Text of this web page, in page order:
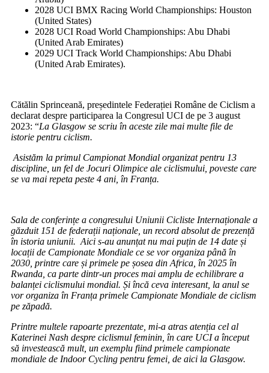
2028 UCI BMX Racing World Championships: Houston
(United States)
2028 UCI Road World Championships: Abu Dhabi
(United Arab Emirates)
2029 UCI Track World Championships: Abu Dhabi
(United Arab Emirates).
Cătălin Sprinceană, președintele Federației Române de Ciclism a
declarat despre participarea la Congresul UCI de pe 3 august
2023: “La Glasgow se scriu în aceste zile mai multe file de
istorie pentru ciclism.
Asistăm la primul Campionat Mondial organizat pentru 13
discipline, un fel de Jocuri Olimpice ale ciclismului, poveste care
se va mai repeta peste 4 ani, în Franța.
Sala de conferințe a congresului Uniunii Cicliste Internaționale a
găzduit 151 de federații naționale, un record absolut de prezență
în istoria uniunii. Aici s-au anunțat nu mai puțin de 14 date și
locații de Campionate Mondiale ce se vor organiza până în
2030, printre care și primele pe șosea din Africa, în 2025 în
Rwanda, ca parte dintr-un proces mai amplu de echilibrare a
balanței ciclismului mondial. Și încă ceva interesant, la anul se
vor organiza în Franța primele Campionate Mondiale de ciclism
pe zăpadă.
Printre multele rapoarte prezentate, mi-a atras atenția cel al
Katerinei Nash despre ciclismul feminin, în care UCI a început
să investească mult, un exemplu fiind primele campionate
mondiale de Indoor Cycling pentru femei, de aici la Glasgow.